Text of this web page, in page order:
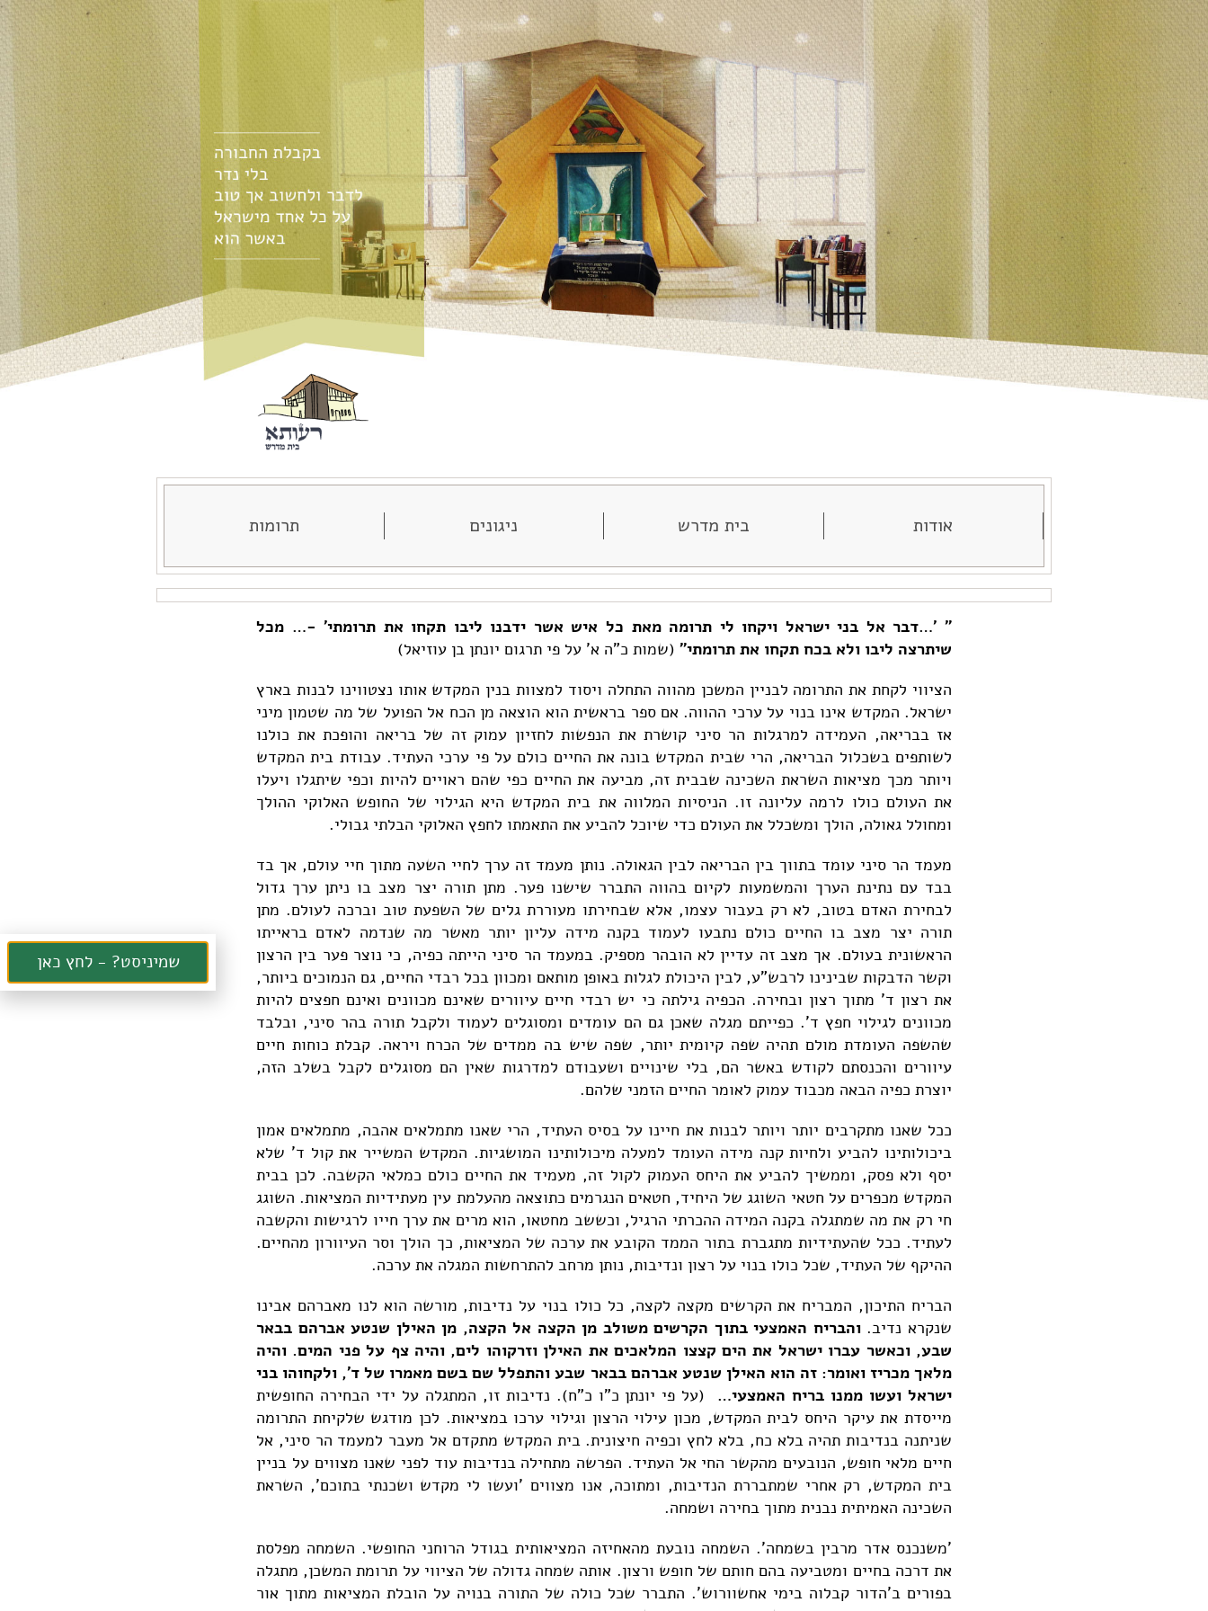
אודות בית מדרש ניגונים תרומות
" '…דבר אל בני ישראל ויקחו לי תרומה מאת כל איש אשר ידבנו ליבו תקחו את תרומתי' -… מכל
שיתרצה ליבו ולא בכח תקחו את תרומתי" (שמות כ"ה א' על פי תרגום יונתן בן עוזיאל)
הציווי לקחת את התרומה לבניין המשכן מהווה התחלה ויסוד למצוות בנין המקדש אותו נצטווינו לבנות בארץ
ישראל. המקדש אינו בנוי על ערכי ההווה. אם ספר בראשית הוא הוצאה מן הכח אל הפועל של מה שטמון מיני
אז בבריאה, העמידה למרגלות הר סיני קושרת את הנפשות לחזיון עמוק זה של בריאה והופכת את כולנו
לשותפים בשכלול הבריאה, הרי שבית המקדש בונה את החיים כולם על פי ערכי העתיד. עבודת בית המקדש
ויותר מכך מציאות השראת השכינה שבבית זה, מביעה את החיים כפי שהם ראויים להיות וכפי שיתגלו ויעלו
את העולם כולו לרמה עליונה זו. הניסיות המלווה את בית המקדש היא הגילוי של החופש האלוקי ההולך
ומחולל גאולה, הולך ומשכלל את העולם כדי שיוכל להביע את התאמתו לחפץ האלוקי הבלתי גבולי.
מעמד הר סיני עומד בתווך בין הבריאה לבין הגאולה. נותן מעמד זה ערך לחיי השעה מתוך חיי עולם, אך בד
בבד עם נתינת הערך והמשמעות לקיום בהווה התברר שישנו פער. מתן תורה יצר מצב בו ניתן ערך גדול
לבחירת האדם בטוב, לא רק בעבור עצמו, אלא שבחירתו מעוררת גלים של השפעת טוב וברכה לעולם. מתן
תורה יצר מצב בו החיים כולם נתבעו לעמוד בקנה מידה עליון יותר מאשר מה שנדמה לאדם בראייתו
הראשונית בעולם. אך מצב זה עדיין לא הובהר מספיק. במעמד הר סיני הייתה כפיה, כי נוצר פער בין הרצון
וקשר הדבקות שבינינו לרבש"ע, לבין היכולת לגלות באופן מותאם ומכוון בכל רבדי החיים, גם הנמוכים ביותר,
את רצון ד' מתוך רצון ובחירה. הכפיה גילתה כי יש רבדי חיים עיוורים שאינם מכוונים ואינם חפצים להיות
מכוונים לגילוי חפץ ד'. כפייתם מגלה שאכן גם הם עומדים ומסוגלים לעמוד ולקבל תורה בהר סיני, ובלבד
שהשפה העומדת מולם תהיה שפה קיומית יותר, שפה שיש בה ממדים של הכרח ויראה. קבלת כוחות חיים
עיוורים והכנסתם לקודש באשר הם, בלי שינויים ושעבודם למדרגות שאין הם מסוגלים לקבל בשלב הזה,
יוצרת כפיה הבאה מכבוד עמוק לאומר החיים הזמני שלהם.
ככל שאנו מתקרבים יותר ויותר לבנות את חיינו על בסיס העתיד, הרי שאנו מתמלאים אהבה, מתמלאים אמון
ביכולותינו להביע ולחיות קנה מידה העומד למעלה מיכולותינו המושגיות. המקדש המשייר את קול ד' שלא
יסף ולא פסק, וממשיך להביע את היחס העמוק לקול זה, מעמיד את החיים כולם כמלאי הקשבה. לכן בבית
המקדש מכפרים על חטאי השוגג של היחיד, חטאים הנגרמים כתוצאה מהעלמת עין מעתידיות המציאות. השוגג
חי רק את מה שמתגלה בקנה המידה ההכרתי הרגיל, וכששב מחטאו, הוא מרים את ערך חייו לרגישות והקשבה
לעתיד. ככל שהעתידיות מתגברת בתור הממד הקובע את ערכה של המציאות, כך הולך וסר העיוורון מהחיים.
ההיקף של העתיד, שכל כולו בנוי על רצון ונדיבות, נותן מרחב להתרחשות המגלה את ערכה.
הבריח התיכון, המבריח את הקרשים מקצה לקצה, כל כולו בנוי על נדיבות, מורשה הוא לנו מאברהם אבינו
שנקרא נדיב.והבריח האמצעי בתוך הקרשים משולב מן הקצה אל הקצה, מן האילן שנטע אברהם בבאר
שבע, וכאשר עברו ישראל את הים קצצו המלאכים את האילן וזרקוהו לים, והיה צף על פני המים. והיה
מלאך מכריז ואומר: זה הוא האילן שנטע אברהם בבאר שבע והתפלל שם בשם מאמרו של ד', ולקחוהו בני
ישראל ועשו ממנו בריח האמצעי…
(על פי יונתן כ"ו כ"ח). נדיבות זו, המתגלה על ידי הבחירה החופשית
מייסדת את עיקר היחס לבית המקדש, מכון עילוי הרצון וגילוי ערכו במציאות. לכן מודגש שלקיחת התרומה
שניתנה בנדיבות תהיה בלא כח, בלא לחץ וכפיה חיצונית. בית המקדש מתקדם אל מעבר למעמד הר סיני, אל
חיים מלאי חופש, הנובעים מהקשר החי אל העתיד. הפרשה מתחילה בנדיבות עוד לפני שאנו מצווים על בניין
בית המקדש, רק אחרי שמתבררת הנדיבות, ומתוכה, אנו מצווים 'ועשו לי מקדש ושכנתי בתוכם', השראת
השכינה האמיתית נבנית מתוך בחירה ושמחה.
'משנכנס אדר מרבין בשמחה'. השמחה נובעת מהאחיזה המציאותית בגודל הרוחני החופשי. השמחה מפלסת
את דרכה בחיים ומטביעה בהם חותם של חופש ורצון. אותה שמחה גדולה של הציווי על תרומת המשכן, מתגלה
בפורים ב'הדור קבלוה בימי אחשוורוש'. התברר שכל כולה של התורה בנויה על הובלת המציאות מתוך אור
שמיניסט? - לחץ כאן